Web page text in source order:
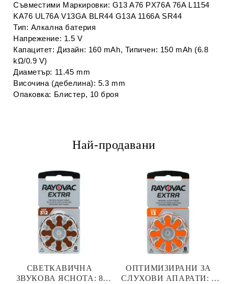
Съвместими Маркировки: G13 A76 PX76A 76A L1154
KA76 UL76A V13GA BLR44 G13A 1166A SR44
Тип: Алкална батерия
Напрежение: 1.5 V
Капацитет: Дизайн: 160 mAh, Типичен: 150 mAh (6.8
kΩ/0.9 V)
Диаметър: 11.45 mm
Височина (дебелина): 5.3 mm
Опаковка: Блистер, 10 броя
Най-продавани
СВЕТКАВИЧНА
ЗВУКОВА ЯСНОТА: 8
ОПТИМИЗИРАНИ ЗА
СЛУХОВИ АПАРАТИ: 8